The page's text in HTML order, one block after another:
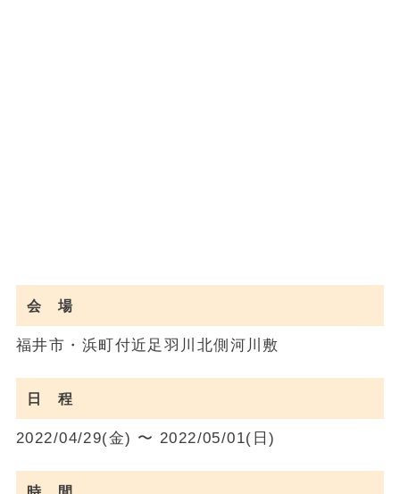
会 場
福井市・浜町付近足羽川北側河川敷
日 程
2022/04/29(金) 〜 2022/05/01(日)